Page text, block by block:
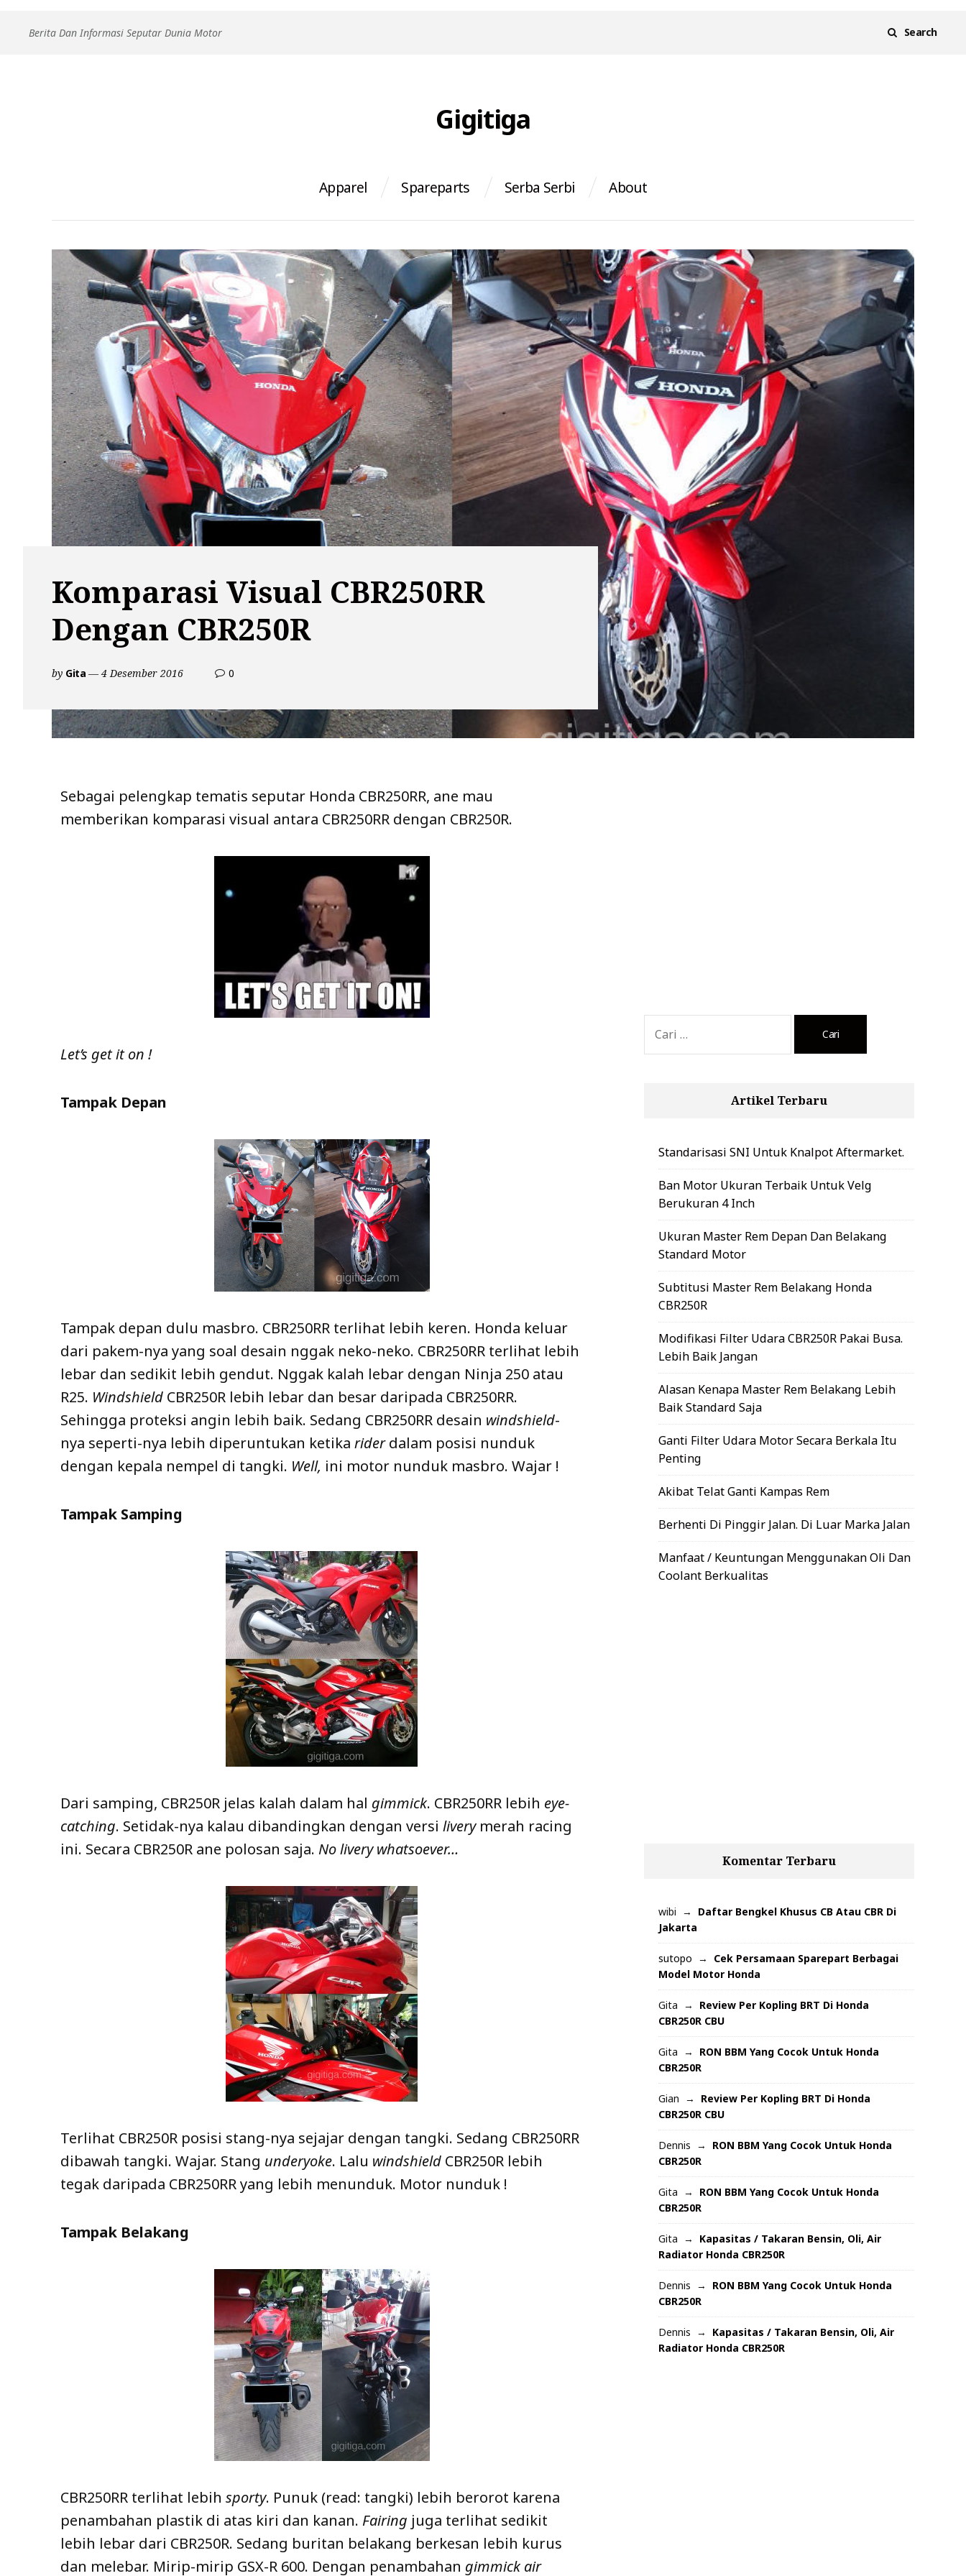
Search
Berita Dan Informasi Seputar Dunia Motor
Gigitiga
Apparel Spareparts Serba Serbi About
Komparasi Visual CBR250RR
Dengan CBR250R
by Gita 4 Desember 2016 0
Visual
CBR250RR
Sebagai pelengkap tematis seputar Honda CBR250RR, ane mau
memberikan komparasi visual antara CBR250RR dengan CBR250R.
Let’s get it on !
Tampak Depan
Tampak depan dulu masbro. CBR250RR terlihat lebih keren. Honda keluar
dari pakem-nya yang soal desain nggak neko-neko. CBR250RR terlihat lebih
lebar dan sedikit lebih gendut. Nggak kalah lebar dengan Ninja 250 atau
R25. Windshield CBR250R lebih lebar dan besar daripada CBR250RR.
Sehingga proteksi angin lebih baik. Sedang CBR250RR desain windshield-
nya seperti-nya lebih diperuntukan ketika riderdalam posisi nunduk
dengan kepala nempel di tangki. Well, ini motor nunduk masbro. Wajar !
Tampak Samping
Dari samping, CBR250R jelas kalah dalam hal gimmick. CBR250RR lebih eye-
catching. Setidak-nya kalau dibandingkan dengan versi liverymerah racing
ini. Secara CBR250R ane polosan saja. No livery whatsoever…
Terlihat CBR250R posisi stang-nya sejajar dengan tangki. Sedang CBR250RR
dibawah tangki. Wajar. Stang underyoke. Lalu windshield CBR250R lebih
tegak daripada CBR250RR yang lebih menunduk. Motor nunduk !
Tampak Belakang
CBR250RR terlihat lebih sporty. Punuk (read: tangki) lebih berorot karena
penambahan plastik di atas kiri dan kanan. Fairing juga terlihat sedikit
lebih lebar dari CBR250R. Sedang buritan belakang berkesan lebih kurus
dan melebar. Mirip-mirip GSX-R 600. Dengan penambahan gimmick air
untuk:
Artikel Terbaru
Standarisasi SNI Untuk Knalpot Aftermarket.
Ban Motor Ukuran Terbaik Untuk Velg
Berukuran 4 Inch
Ukuran Master Rem Depan Dan Belakang
Standard Motor
Subtitusi Master Rem Belakang Honda
CBR250R
Modifikasi Filter Udara CBR250R Pakai Busa.
Lebih Baik Jangan
Alasan Kenapa Master Rem Belakang Lebih
Baik Standard Saja
Ganti Filter Udara Motor Secara Berkala Itu
Penting
Akibat Telat Ganti Kampas Rem
Berhenti Di Pinggir Jalan. Di Luar Marka Jalan
Manfaat / Keuntungan Menggunakan Oli Dan
Coolant Berkualitas
Komentar Terbaru
wibi
Daftar Bengkel Khusus CB Atau CBR Di
Jakarta
sutopo
Cek Persamaan Sparepart Berbagai
Model Motor Honda
Gita
Review Per Kopling BRT Di Honda
CBR250R CBU
Gita
RON BBM Yang Cocok Untuk Honda
CBR250R
Gian
Review Per Kopling BRT Di Honda
CBR250R CBU
Dennis
RON BBM Yang Cocok Untuk Honda
CBR250R
Gita
RON BBM Yang Cocok Untuk Honda
CBR250R
Gita
Kapasitas / Takaran Bensin, Oli, Air
Radiator Honda CBR250R
Dennis
RON BBM Yang Cocok Untuk Honda
CBR250R
Dennis
Kapasitas / Takaran Bensin, Oli, Air
Radiator Honda CBR250R